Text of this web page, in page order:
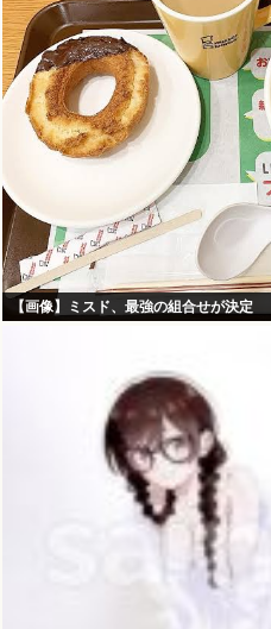
【画像】ミスド、最強の組合せが決定